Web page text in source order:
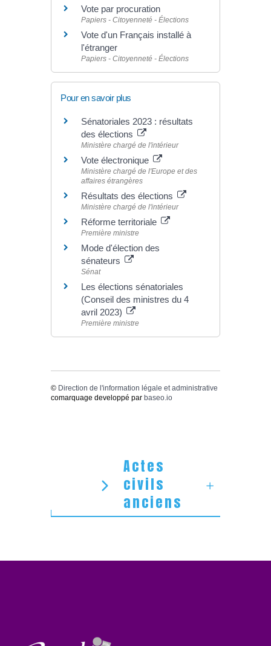
Vote par procuration
Papiers - Citoyenneté - Élections
Vote d'un Français installé à
l'étranger
Papiers - Citoyenneté - Élections
Pour en savoir plus
Sénatoriales 2023 : résultats
des élections
Ministère chargé de l'intérieur
Vote électronique
Ministère chargé de l'Europe et des
affaires étrangères
Résultats des élections
Ministère chargé de l'intérieur
Réforme territoriale
Première ministre
Mode d'élection des
sénateurs
Sénat
Les élections sénatoriales
(Conseil des ministres du 4
avril 2023)
Première ministre
© Direction de l'information légale et administrative
comarquage developpé par baseo.io
Actes
civils
anciens